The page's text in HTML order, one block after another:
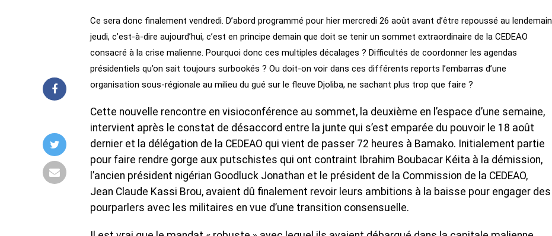
Ce sera donc finalement vendredi. D’abord programmé pour hier mercredi 26 août avant d’être repoussé au lendemain
jeudi, c’est-à-dire aujourd’hui, c’est en principe demain que doit se tenir un sommet extraordinaire de la CEDEAO
consacré à la crise malienne. Pourquoi donc ces multiples décalages ? Difficultés de coordonner les agendas
présidentiels qu’on sait toujours surbookés ? Ou doit-on voir dans ces différents reports l’embarras d’une
organisation sous-régionale au milieu du gué sur le fleuve Djoliba, ne sachant plus trop que faire ?
Cette nouvelle rencontre en visioconférence au sommet, la deuxième en l’espace d’une semaine,
intervient après le constat de désaccord entre la junte qui s’est emparée du pouvoir le 18 août
dernier et la délégation de la CEDEAO qui vient de passer 72 heures à Bamako. Initialement partie
pour faire rendre gorge aux putschistes qui ont contraint Ibrahim Boubacar Kéita à la démission,
l’ancien président nigérian Goodluck Jonathan et le président de la Commission de la CEDEAO,
Jean Claude Kassi Brou, avaient dû finalement revoir leurs ambitions à la baisse pour engager des
pourparlers avec les militaires en vue d’une transition consensuelle.